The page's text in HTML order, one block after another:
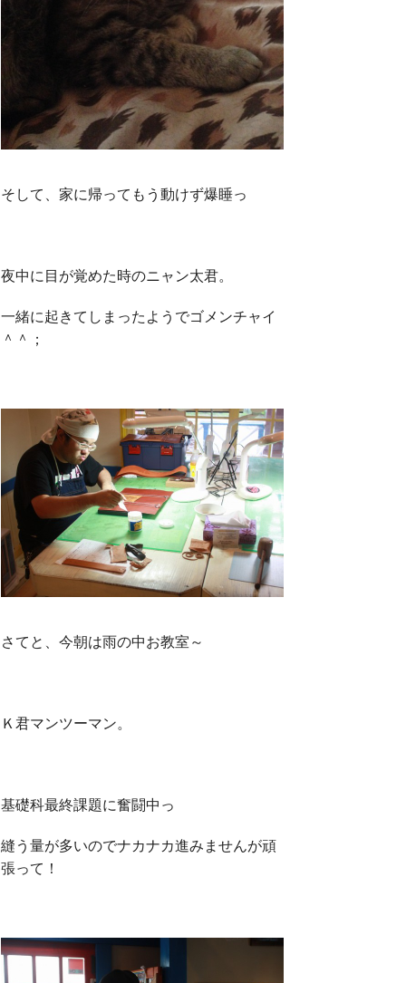
そして、家に帰ってもう動けず爆睡っ
夜中に目が覚めた時のニャン太君。
一緒に起きてしまったようでゴメンチャイ
＾＾；
さてと、今朝は雨の中お教室～
Ｋ君マンツーマン。
基礎科最終課題に奮闘中っ
縫う量が多いのでナカナカ進みませんが頑
張って！